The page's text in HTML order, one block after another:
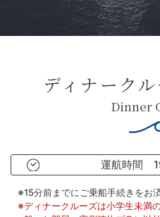
お問
ディナーク
Dinner
運航時間
※15分前までにご乗船手続きをお
※ディナークルーズは小学生未満